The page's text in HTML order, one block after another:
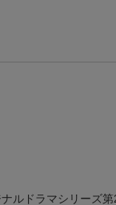
ルドラマシリーズ